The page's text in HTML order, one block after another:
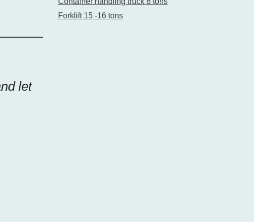
Forklift 15 -16 tons
let